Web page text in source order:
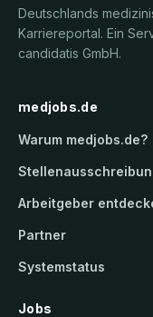
Deutschlands
Karriereportal. Ein
candidatis GmbH.
medjobs.de
Warum medjobs.de?
Arbeitgeber
Partner
Systemstatus
Jobs